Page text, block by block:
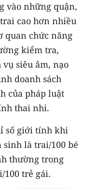
vào những quận,
cao hơn nhiều
quan chức năng
kiểm tra,
vụ siêu âm, nạo
doanh sách
của pháp luật
thai nhi.
số giới tính khi
là trai/100 bé
thường trong
100 trẻ gái.